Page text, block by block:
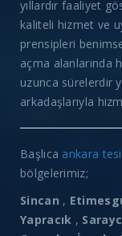
yıllardır faaliyet
kaliteli hizmet ve
prensipleri
açma alanlarında
uzunca sürelerdir
arkadaşlarıyla
Başlıca ankara
bölgelerimiz;
Sincan ,
Yapracık ,